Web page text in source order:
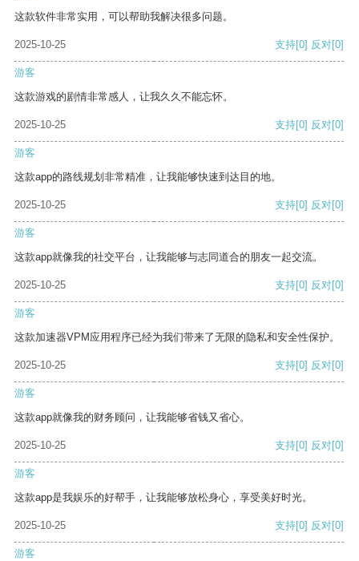
这款软件非常实用，可以帮助我解决很多问题。
2025-10-25 支持[0] 反对[0]
游客
这款游戏的剧情非常感人，让我久久不能忘怀。
2025-10-25 支持[0] 反对[0]
游客
这款app的路线规划非常精准，让我能够快速到达目的地。
2025-10-25 支持[0] 反对[0]
游客
这款app就像我的社交平台，让我能够与志同道合的朋友一起交流。
2025-10-25 支持[0] 反对[0]
游客
这款加速器VPM应用程序已经为我们带来了无限的隐私和安全性保护。
2025-10-25 支持[0] 反对[0]
游客
这款app就像我的财务顾问，让我能够省钱又省心。
2025-10-25 支持[0] 反对[0]
游客
这款app是我娱乐的好帮手，让我能够放松身心，享受美好时光。
2025-10-25 支持[0] 反对[0]
游客